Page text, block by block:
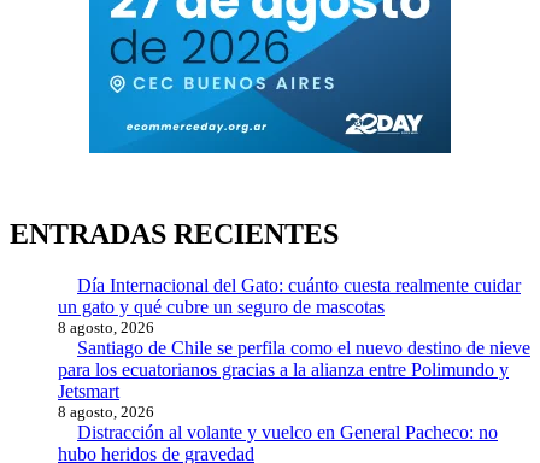
ENTRADAS RECIENTES
Día Internacional del Gato: cuánto cuesta realmente cuidar
un gato y qué cubre un seguro de mascotas
8 agosto, 2026
Santiago de Chile se perfila como el nuevo destino de nieve
para los ecuatorianos gracias a la alianza entre Polimundo y
Jetsmart
8 agosto, 2026
Distracción al volante y vuelco en General Pacheco: no
hubo heridos de gravedad